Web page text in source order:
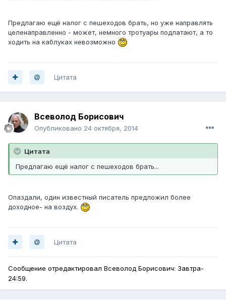
Предлагаю ещё налог с пешеходов брать, но уже направлять
целенаправленно - может, немного тротуары подлатают, а то
ходить на каблуках невозможно
Цитата
Всеволод Борисович
Опубликовано 24 октября, 2014
Цитата
Предлагаю ещё налог с пешеходов брать...
Опаздали, один известный писатель предложил более
доходное- на воздух.
Цитата
Сообщение отредактировал Всеволод Борисович: Завтра-
24:59.